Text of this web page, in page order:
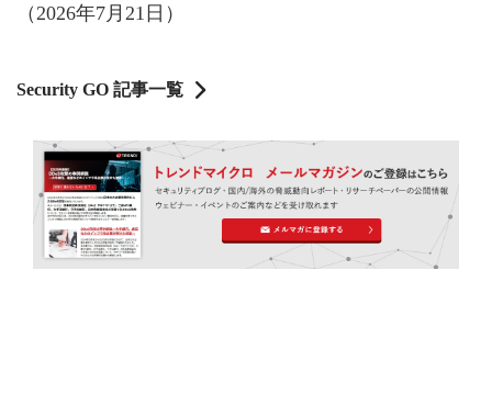
（2026年7月21日）
Security GO 記事一覧